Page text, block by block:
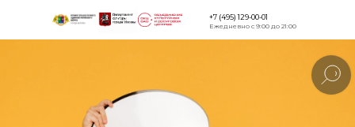
Версия для
+7 (495) 129-00-01
Ежедневно с 9:00 до 21:00